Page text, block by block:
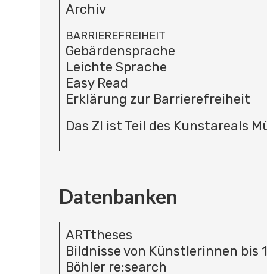
Archiv
BARRIEREFREIHEIT
Gebärdensprache
Leichte Sprache
Easy Read
Erklärung zur Barrierefreiheit
Das ZI ist Teil des Kunstareals
Datenbanken
ARTtheses
Bildnisse von Künstlerinnen bis
Böhler re:search